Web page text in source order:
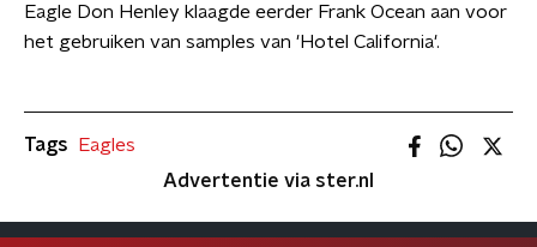
Eagle Don Henley klaagde eerder Frank Ocean aan voor
het gebruiken van samples van 'Hotel California'.
Tags
Eagles
Advertentie via ster.nl